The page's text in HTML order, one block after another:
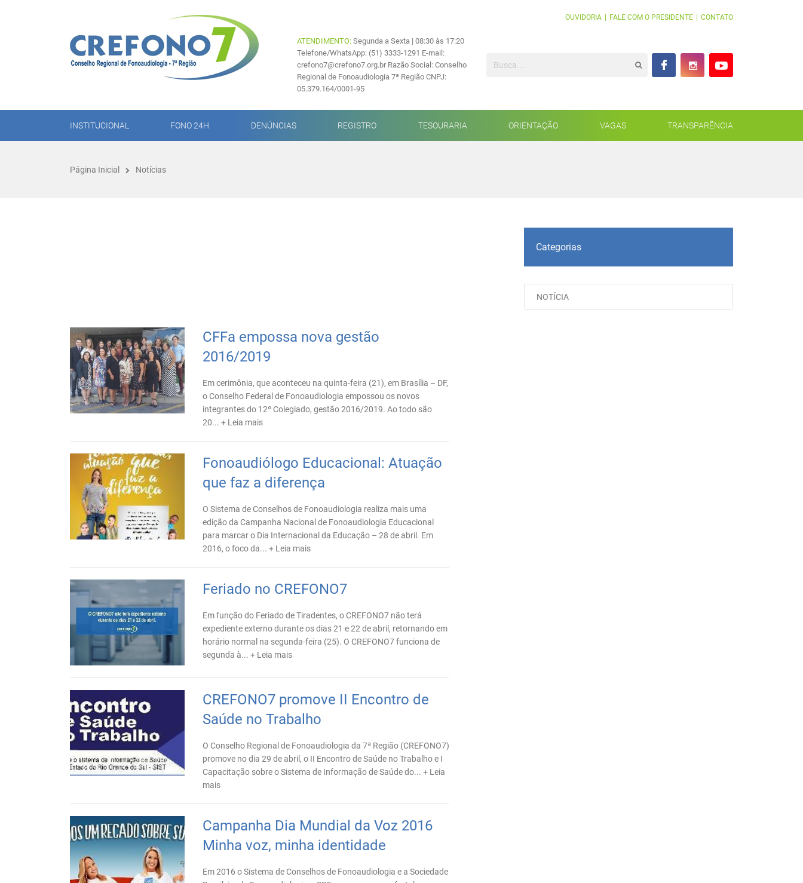
OUVIDORIA FALE COM O PRESIDENTE CONTATO
ATENDIMENTO: Segunda a Sexta | 08:30 às 17:20
Telefone/WhatsApp: (51) 3333-1291 E-mail:
crefono7@crefono7.org.br Razão Social: Conselho
Regional de Fonoaudiologia 7ª Região CNPJ:
05.379.164/0001-95
INSTITUCIONAL FONO 24H DENÚNCIAS REGISTRO TESOURARIA ORIENTAÇÃO VAGAS TRANSPARÊNCIA
Página Inicial Notícias
CFFa empossa nova gestão
2016/2019
Em cerimônia, que aconteceu na quinta-feira (21), em Brasília – DF,
o Conselho Federal de Fonoaudiologia empossou os novos
integrantes do 12º Colegiado, gestão 2016/2019. Ao todo são
20... + Leia mais
Fonoaudiólogo Educacional: Atuação
que faz a diferença
O Sistema de Conselhos de Fonoaudiologia realiza mais uma
edição da Campanha Nacional de Fonoaudiologia Educacional
para marcar o Dia Internacional da Educação – 28 de abril. Em
2016, o foco da... + Leia mais
Feriado no CREFONO7
Em função do Feriado de Tiradentes, o CREFONO7 não terá
expediente externo durante os dias 21 e 22 de abril, retornando em
horário normal na segunda-feira (25). O CREFONO7 funciona de
segunda à... + Leia mais
CREFONO7 promove II Encontro de
Saúde no Trabalho
O Conselho Regional de Fonoaudiologia da 7ª Região (CREFONO7)
promove no dia 29 de abril, o II Encontro de Saúde no Trabalho e I
Capacitação sobre o Sistema de Informação de Saúde do... + Leia
mais
Campanha Dia Mundial da Voz 2016
Minha voz, minha identidade
Em 2016 o Sistema de Conselhos de Fonoaudiologia e a Sociedade
Categorias
NOTÍCIA